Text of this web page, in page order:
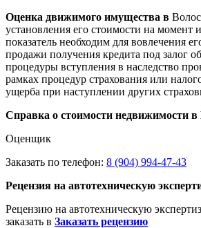
Оценка движимого имущества в
установления его стоимости на момент
показатель необходим для вовлечения
продажи получения кредита под залог
процедуры вступления в наследство
рамках процедур страхования или
ущерба при наступлении других
Справка о стоимости недвижимости в
Оценщик
Заказать по телефон: 8 (904) 994-47-43
Рецензия на автотехническую
Рецензию на автотехническую
заказать в Заказать рецензию